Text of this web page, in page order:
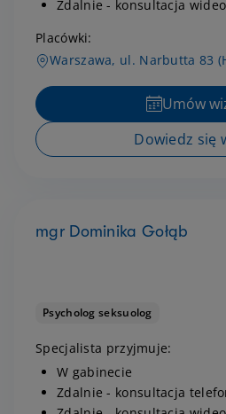
Zdalnie - konsultacja wideo
Placówki:
Warszawa, ul. Narbutta 83
Umów
Dowiedz się
mgr Dominika Gołąb
Psycholog seksuolog
Specjalista przyjmuje:
W gabinecie
Zdalnie - konsultacja